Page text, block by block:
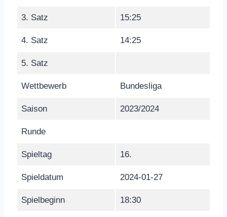
3. Satz 15:25
4. Satz 14:25
5. Satz
Wettbewerb Bundesliga
Saison 2023/2024
Runde
Spieltag 16.
Spieldatum 2024-01-27
Spielbeginn 18:30